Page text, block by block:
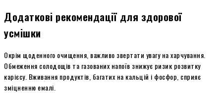
Додаткові рекомендації для здорової
усмішки
Окрім щоденного очищення, важливо звертати увагу на харчування.
Обмеження солодощів та газованих напоїв знижує ризик розвитку
карієсу. Вживання продуктів, багатих на кальцій і фосфор, сприяє
зміцненню емалі.